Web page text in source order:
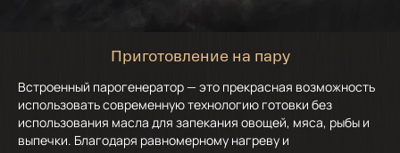
Приготовление на пару
Встроенный парогенератор — это прекрасная возможность
использовать современную технологию готовки без
использования масла для запекания овощей, мяса, рыбы и
выпечки. Благодаря равномерному нагреву и